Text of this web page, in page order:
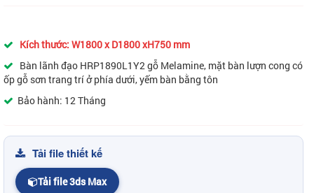
Kích thước: W1800 x D1800 xH750 mm
Bàn lãnh đạo HRP1890L1Y2 gỗ Melamine, mặt bàn lượn cong có
ốp gỗ sơn trang trí ở phía dưới, yếm bàn bằng tôn
Bảo hành: 12 Tháng
Tải file thiết kế
Tải file 3ds Max